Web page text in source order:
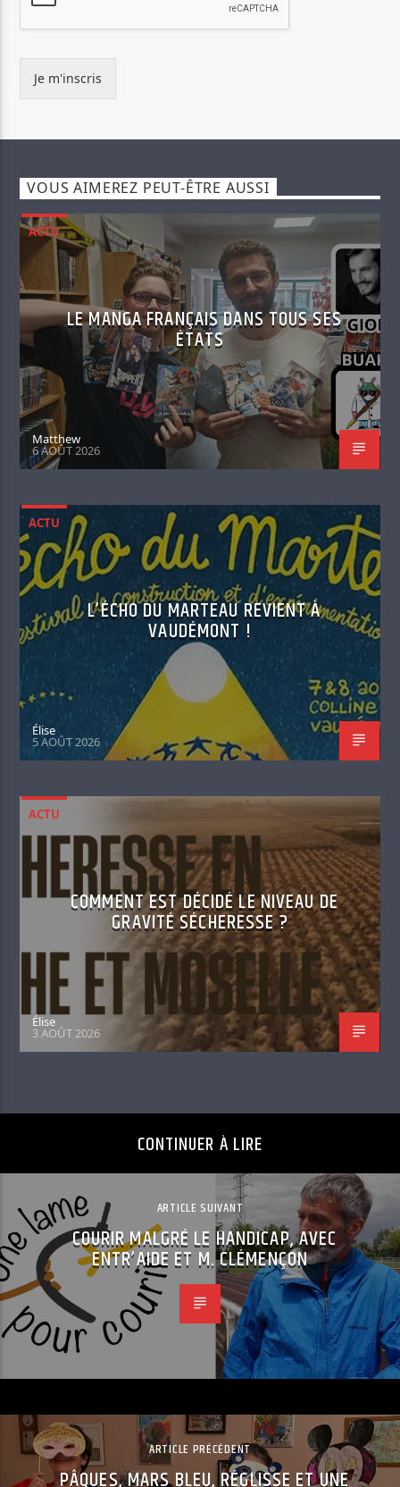
Je m'inscris
VOUS AIMEREZ PEUT-ÊTRE AUSSI
ACTU
LE MANGA FRANÇAIS DANS TOUS SES
ÉTATS
Matthew
6 AOÛT 2026
ACTU
L’ÉCHO DU MARTEAU REVIENT À
VAUDÉMONT !
Élise
5 AOÛT 2026
ACTU
COMMENT EST DÉCIDÉ LE NIVEAU DE
GRAVITÉ SÉCHERESSE ?
Élise
3 AOÛT 2026
CONTINUER À LIRE
ARTICLE SUIVANT
COURIR MALGRÉ LE HANDICAP, AVEC
ENTR’AIDE ET M. CLÉMENÇON
ARTICLE PRÉCÉDENT
PÂQUES, MARS BLEU, RÉGLISSE ET UNE